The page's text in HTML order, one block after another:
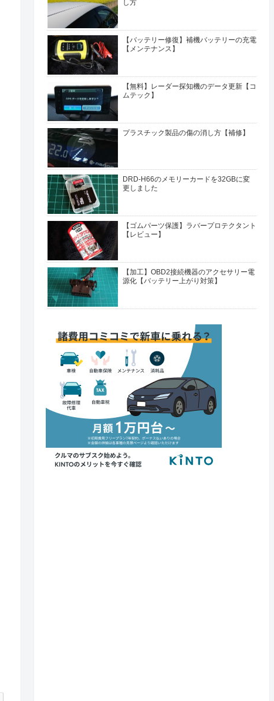
し方
【バッテリー修復】補機バッテリーの充電
【メンテナンス】
【無料】レーダー探知機のデータ更新【コ
ムテック】
プラスチック製品の傷の消し方【補修】
DRD-H66のメモリーカードを32GBに変
更しました
【ゴムパーツ保護】ラバープロテクタント
【レビュー】
【加工】OBD2接続機器のアクセサリー電
源化【バッテリー上がり対策】